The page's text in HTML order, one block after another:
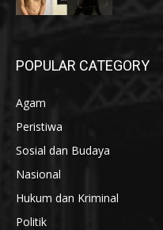
POPULAR CATEGORY
Agam
Peristiwa
Sosial dan Budaya
Nasional
Hukum dan Kriminal
Politik